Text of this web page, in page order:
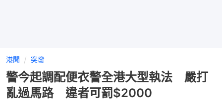
港聞 突發
警今起調配便衣警全港大型執法 嚴打
亂過馬路 違者可罰$2000